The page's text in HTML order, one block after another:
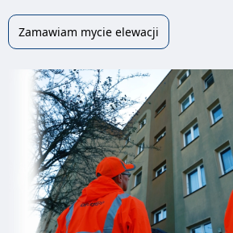
Zamawiam mycie elewacji